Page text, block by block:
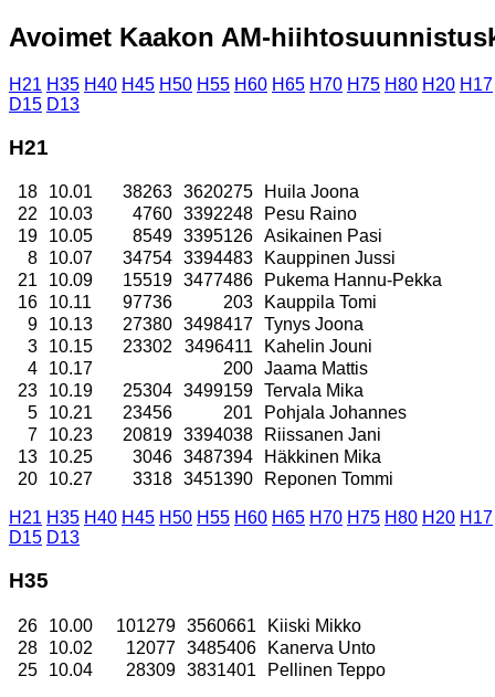
Avoimet Kaakon AM-
H21 H35 H40 H45 H50 H55 H60 H65 H70 H75 H80 H20 H17
D15 D13
H21
18 10.01 38263 3620275
Huila Joona
22
10.03 4760 3392248
Pesu Raino
19
10.05 8549 3395126 Asikainen Pasi
8
10.07 34754 3394483
Kauppinen Jussi
21
10.09 15519 3477486
Pukema Hannu-Pekka
16
10.11 97736 203
Kauppila Tomi
9
10.13 27380 3498417 Tynys Joona
3
10.15 23302 3496411
Kahelin Jouni
4
10.17 200 Jaama Mattis
23
10.19 25304 3499159 Tervala Mika
5
10.21 23456 201
Pohjala Johannes
7
10.23 20819 3394038
Riissanen Jani
13
10.25 3046 3487394
Häkkinen Mika
20
10.27 3318 3451390 Reponen Tommi
H21 H35 H40 H45 H50 H55 H60 H65 H70 H75 H80 H20 H17
D15 D13
H35
26 10.00 101279 3560661
Kiiski Mikko
28
10.02 12077 3485406
Kanerva Unto
25
10.04 28309 3831401 Pellinen Teppo